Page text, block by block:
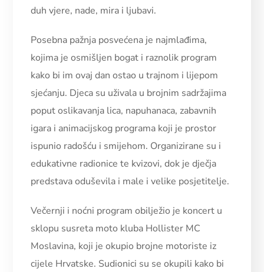
duh vjere, nade, mira i ljubavi.
Posebna pažnja posvećena je najmlađima,
kojima je osmišljen bogat i raznolik program
kako bi im ovaj dan ostao u trajnom i lijepom
sjećanju. Djeca su uživala u brojnim sadržajima
poput oslikavanja lica, napuhanaca, zabavnih
igara i animacijskog programa koji je prostor
ispunio radošću i smijehom. Organizirane su i
edukativne radionice te kvizovi, dok je dječja
predstava oduševila i male i velike posjetitelje.
Večernji i noćni program obilježio je koncert u
sklopu susreta moto kluba Hollister MC
Moslavina, koji je okupio brojne motoriste iz
cijele Hrvatske. Sudionici su se okupili kako bi